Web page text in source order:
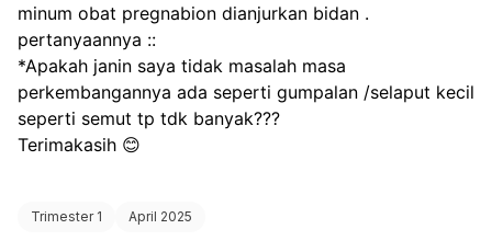
minum obat pregnabion dianjurkan bidan .
pertanyaannya ::
*Apakah janin saya tidak masalah masa
perkembangannya ada seperti gumpalan /selaput kecil
seperti semut tp tdk banyak???
Terimakasih 😊
Trimester 1 April 2025